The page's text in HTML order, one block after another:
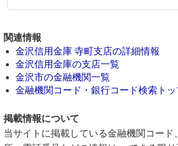
関連情報
金沢信用金庫 寺町支店の詳細情報
金沢信用金庫の支店一覧
金沢市の金融機関一覧
金融機関コード・銀行コード検索トッ
掲載情報について
当サイトに掲載している金融機関コード